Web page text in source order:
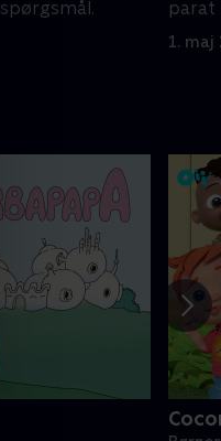
parat
1. maj